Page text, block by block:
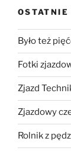
OSTATNIE
Było też
Fotki
Zjazd
Zjazdowy
Rolnik z